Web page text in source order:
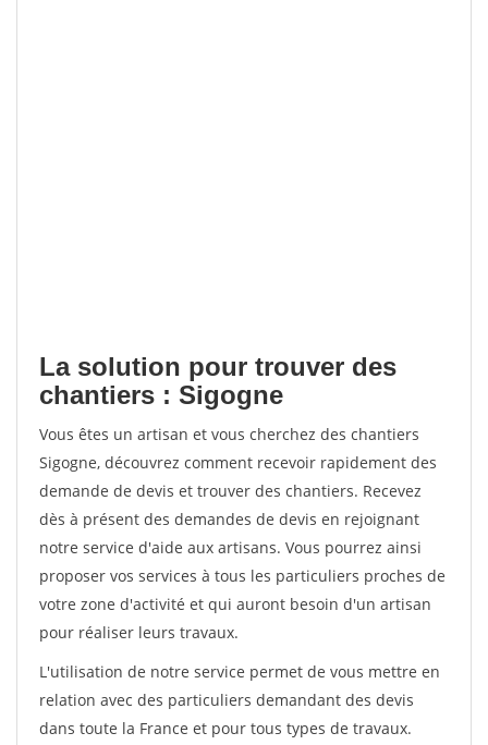
La solution pour trouver des
chantiers : Sigogne
Vous êtes un artisan et vous cherchez des chantiers
Sigogne, découvrez comment recevoir rapidement des
demande de devis et trouver des chantiers. Recevez
dès à présent des demandes de devis en rejoignant
notre service d'aide aux artisans. Vous pourrez ainsi
proposer vos services à tous les particuliers proches de
votre zone d'activité et qui auront besoin d'un artisan
pour réaliser leurs travaux.
L'utilisation de notre service permet de vous mettre en
relation avec des particuliers demandant des devis
dans toute la France et pour tous types de travaux.